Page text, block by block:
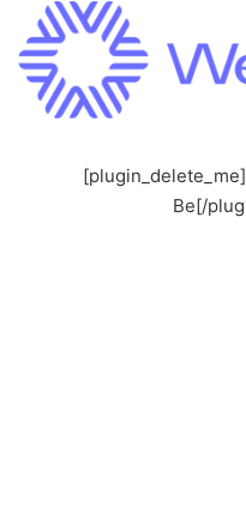
Saltar
contenido
Be[/